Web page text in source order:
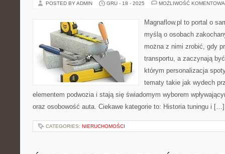
POSTED BY ADMIN GRU - 18 - 2025 MOŻLIWOŚĆ
Magnaflow.pl to portal o
myślą o osobach
można z nimi zrobić, gdy
transportu, a zaczynają
którym personalizacja
tematy takie jak wydech
elementem podwozia i stają się świadomym wyborem
oraz osobowość auta. Ciekawe kategorie to: Historia tuningu i […]
CATEGORIES: NIERUCHOMOŚCI